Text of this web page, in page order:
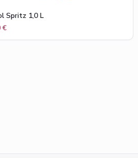
Spritz 1,0 L
€